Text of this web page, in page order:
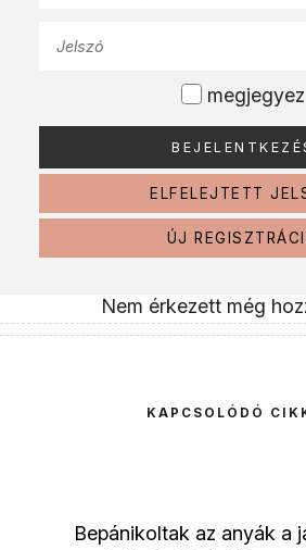
megjegyez
ELFELEJTETT
ÚJ
Nem érkezett még
KAPCSOLÓDÓ
Bepánikoltak az anyák a